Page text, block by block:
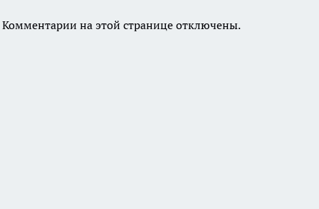
Комментарии на этой странице отключены.